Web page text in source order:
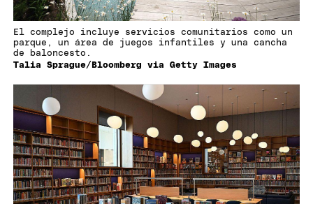
Talia Sprague/Bloomberg via Getty Images
El complejo incluye servicios comunitarios como un
parque, un área de juegos infantiles y una cancha
de baloncesto.